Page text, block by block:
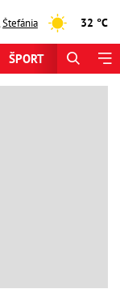
Štefánia 32 °C
ŠPORT